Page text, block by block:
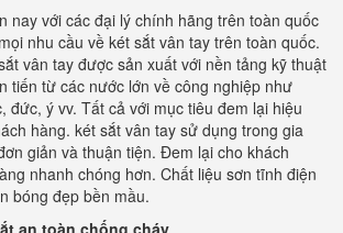
nay với các đại lý chính hãng trên toàn quốc
nhu cầu về két sắt vân tay trên toàn quốc.
vân tay được sản xuất với nền tảng kỹ thuật
tiến từ các nước lớn về công nghiệp như
đức, ý vv. Tất cả với mục tiêu đem lại hiệu
hàng. két sắt vân tay sử dụng trong gia
giản và thuận tiện. Đem lại cho khách
nhanh chóng hơn. Chất liệu sơn tĩnh điện
bóng đẹp bền mầu.
an toàn chống cháy